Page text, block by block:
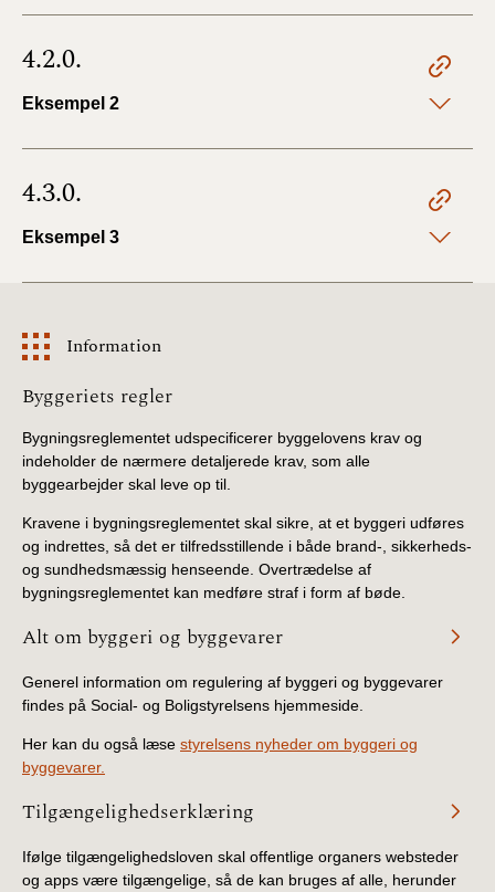
4.2.0.
Eksempel 2
4.3.0.
Eksempel 3
Information
Information
Byggeriets regler
Bygningsreglementet udspecificerer byggelovens krav og
indeholder de nærmere detaljerede krav, som alle
byggearbejder skal leve op til.
Kravene i bygningsreglementet skal sikre, at et byggeri udføres
og indrettes, så det er tilfredsstillende i både brand-, sikkerheds-
og sundhedsmæssig henseende. Overtrædelse af
bygningsreglementet kan medføre straf i form af bøde.
Alt om byggeri og byggevarer
Generel information om regulering af byggeri og byggevarer
findes på Social- og Boligstyrelsens hjemmeside.
Her kan du også læse styrelsens nyheder om byggeri og
byggevarer.
Tilgængelighedserklæring
Ifølge tilgængelighedsloven skal offentlige organers websteder
og apps være tilgængelige, så de kan bruges af alle, herunder